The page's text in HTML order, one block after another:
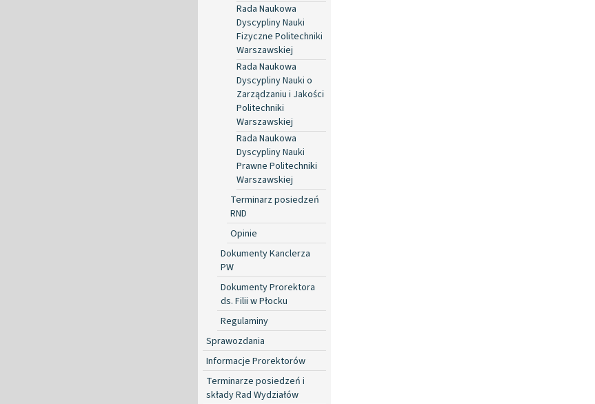
Rada Naukowa
Dyscypliny Nauki
Fizyczne Politechniki
Warszawskiej
Rada Naukowa
Dyscypliny Nauki o
Zarządzaniu i Jakości
Politechniki
Warszawskiej
Rada Naukowa
Dyscypliny Nauki
Prawne Politechniki
Warszawskiej
Terminarz posiedzeń
RND
Opinie
Dokumenty Kanclerza
PW
Dokumenty Prorektora
ds. Filii w Płocku
Regulaminy
Sprawozdania
Informacje Prorektorów
Terminarze posiedzeń i
składy Rad Wydziałów